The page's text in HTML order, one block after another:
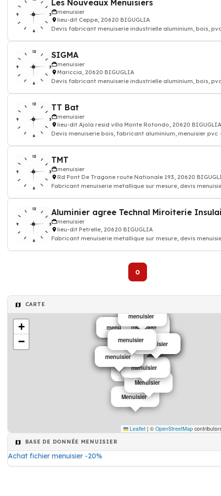
Les Nouveaux Menuisiers
menuisier
lieu-dit Ceppe, 20620 BIGUGLIA
Devis fabricant menuiserie industrielle aluminium, bois,
SIGMA
menuisier
Mariccia, 20620 BIGUGLIA
Devis fabricant menuiserie industrielle aluminium, bois,
TT Bat
menuisier
lieu-dit Ajola resid villa Monte Rotondo, 20620 BIGUGLIA
Devis menuiserie bois, fabricant aluminium, menuisier pvc - Fabricant
TMT
menuisier
Rd Pont De Tragone route Nationale 193, 20620
Fabricant menuiserie metallique sur mesure, devis
Aluminier agree Technal Miroiterie
menuisier
lieu-dit Petrelle, 20620 BIGUGLIA
Fabricant menuiserie metallique sur mesure, devis
0
CARTE
Menuisier
Menuisier
menuisier
menuisier
menuisiermenuisier
menuisier
Menuisier
menuisier
Menuisier
menuisier
menuisier
menuisier
menuisier
menuisier
menuisier
menuisier
menuisier
menuisier
+
−
Leaflet | © OpenStreetMap
BASE DE DONNÉE MENUISIER
Achat fichier menuisier -20%